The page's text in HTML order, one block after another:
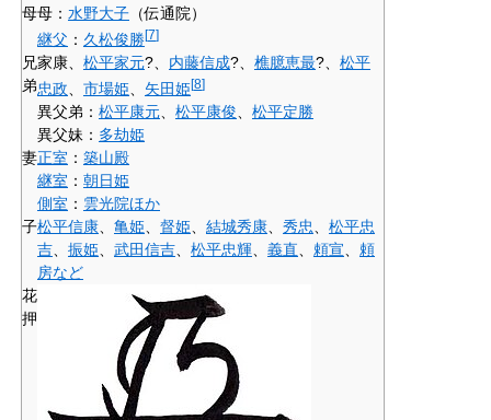
母母： 水野大子 （伝通院）
継父 ： 久松俊勝[7]
兄
弟
家康 松平家元?、 内藤信成?、 樵臆恵最?、 松平
忠政
市場姫 矢田姫[8]
異父弟： 松平康元 松平康俊
松平定勝
異父妹： 多劫姫
妻正室 ： 築山殿
継室 ： 朝日姫
側室 ： 雲光院ほか
子松平信康 亀姫 督姫 結城秀康 秀忠
松平忠
吉
振姫 武田信吉 松平忠輝 義直 頼宣
頼
房など
花
押